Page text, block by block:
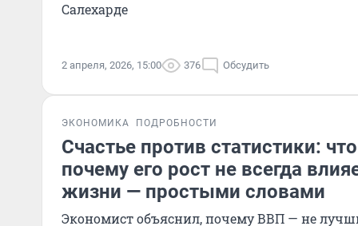
Салехарде
2 апреля, 2026, 15:00 376 Обсудить
ЭКОНОМИКА ПОДРОБНОСТИ
Счастье против статистики:
почему его рост не всегда
жизни — простыми словами
Экономист объяснил, почему ВВП — не